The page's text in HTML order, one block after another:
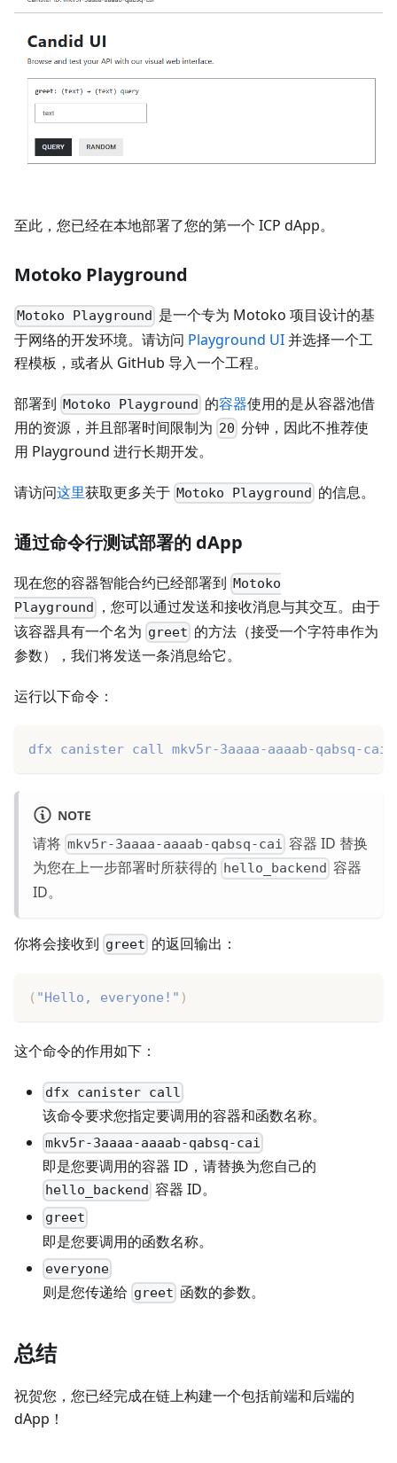
至此，您已经在本地部署了您的第一个 ICP dApp。
Motoko Playground
Motoko Playground 是一个专为 Motoko 项目设计的基
于网络的开发环境。请访问 Playground UI并选择一个工
程模板，或者从 GitHub 导入一个工程。
部署到 Motoko Playground 的容器使用的是从容器池借
用的资源，并且部署时间限制为 20 分钟，因此不推荐使
用 Playground 进行长期开发。
请访问这里获取更多关于 Motoko Playground 的信息。
通过命令行测试部署的 dApp
现在您的容器智能合约已经部署到 Motoko
Playground
，您可以通过发送和接收消息与其交互。由于
该容器具有一个名为 greet 的方法（接受一个字符串作为
参数），我们将发送一条消息给它。
运行以下命令：
dfx canister call mkv5r-3aaaa-aaaab-qabsq-
NOTE
请将 mkv5r-3aaaa-aaaab-qabsq-cai 容器 ID 替换
为您在上一步部署时所获得的 hello_backend 容器
ID。
你将会接收到 greet 的返回输出：
( "Hello, everyone!" )
这个命令的作用如下：
dfx canister call
该命令要求您指定要调用的容器和函数名称。
mkv5r-3aaaa-aaaab-qabsq-cai
即是您要调用的容器 ID，请替换为您自己的
hello_backend 容器 ID。
greet
即是您要调用的函数名称。
everyone
则是您传递给 greet 函数的参数。
总结
祝贺您，您已经完成在链上构建一个包括前端和后端的
dApp！